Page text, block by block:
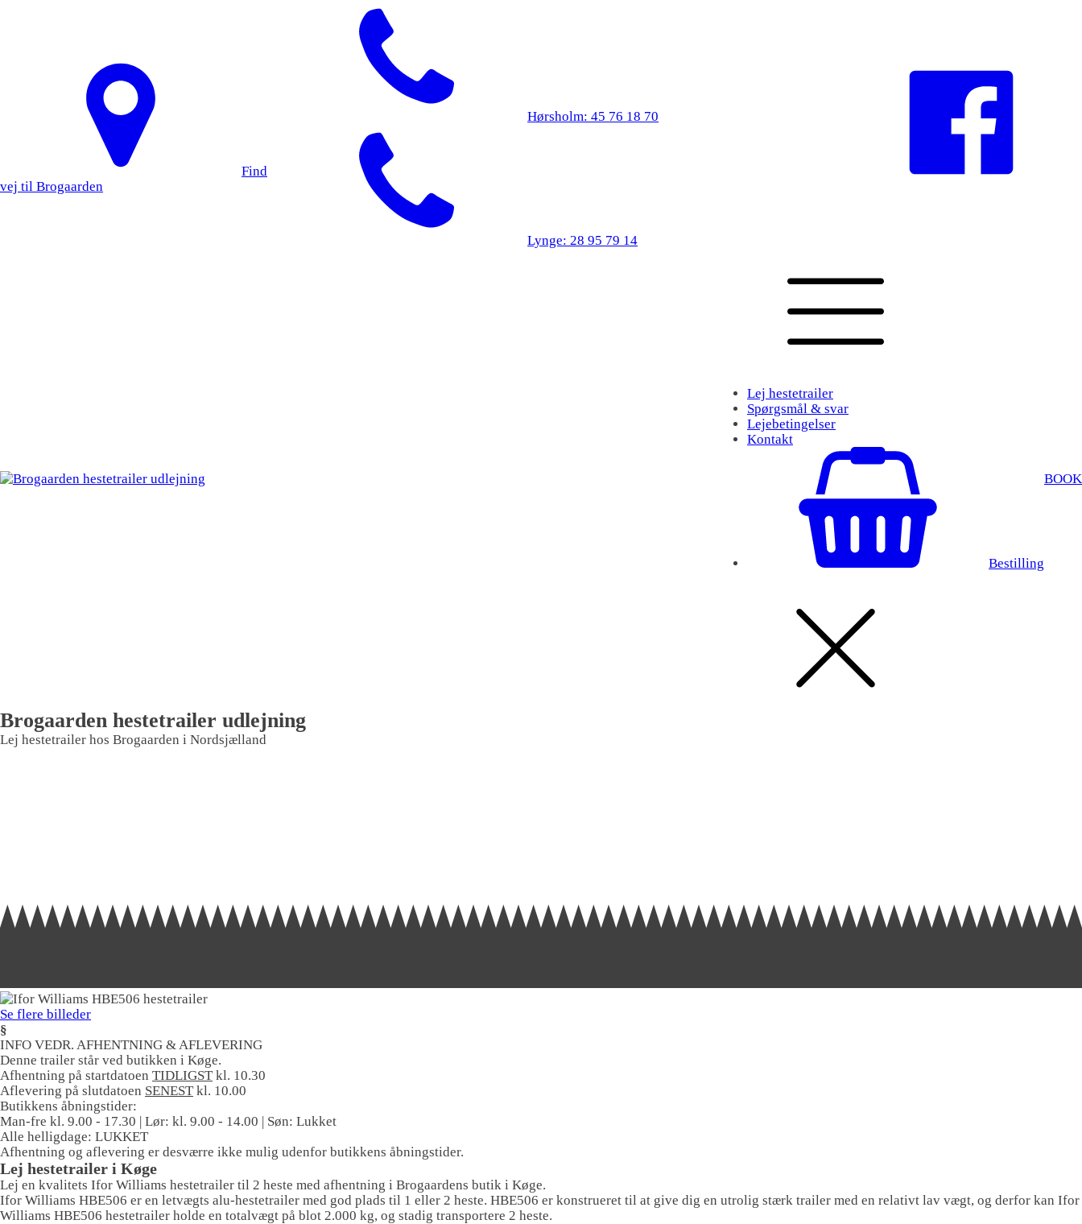
Find
vej til Brogaarden
Hørsholm: 45 76 18 70
Lynge: 28 95 79 14
Lej hestetrailer
Spørgsmål & svar
Lejebetingelser
Kontakt
Bestilling
BOOK
Brogaarden hestetrailer udlejning
Lej hestetrailer hos Brogaarden i Nordsjælland
Se flere billeder
§
INFO VEDR. AFHENTNING & AFLEVERING
Denne trailer står ved butikken i Køge.
Afhentning på startdatoen TIDLIGST kl. 10.30
Aflevering på slutdatoen SENEST kl. 10.00
Butikkens åbningstider:
Man-fre kl. 9.00 - 17.30 | Lør: kl. 9.00 - 14.00 | Søn: Lukket
Alle helligdage: LUKKET
Afhentning og aflevering er desværre ikke mulig udenfor butikkens åbningstider.
Lej hestetrailer i Køge
Lej en kvalitets Ifor Williams hestetrailer til 2 heste med afhentning i Brogaardens butik i Køge.
Ifor Williams HBE506 er en letvægts alu-hestetrailer med god plads til 1 eller 2 heste. HBE506 er konstrueret til at give dig en utrolig stærk trailer med en relativt lav vægt, og derfor kan Ifor
Williams HBE506 hestetrailer holde en totalvægt på blot 2.000 kg, og stadig transportere 2 heste.